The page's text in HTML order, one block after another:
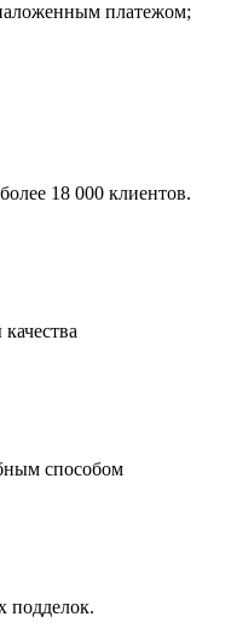
платежом;
18 000 клиентов.
способом
подделок.